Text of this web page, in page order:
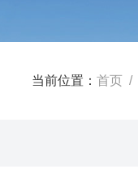
当前位置： 首页 /